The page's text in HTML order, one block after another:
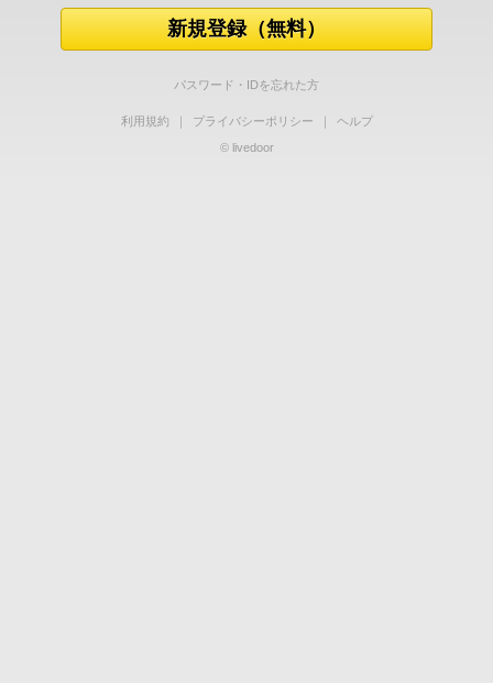
新規登録（無料）
パスワード・IDを忘れた方
利用規約 ｜ プライバシーポリシー ｜
ヘルプ
© livedoor